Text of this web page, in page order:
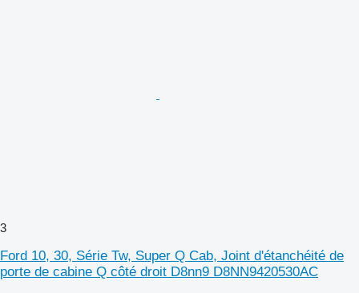
3
Ford 10, 30, Série Tw, Super Q Cab, Joint d'étanchéité de
porte de cabine Q côté droit D8nn9 D8NN9420530AC